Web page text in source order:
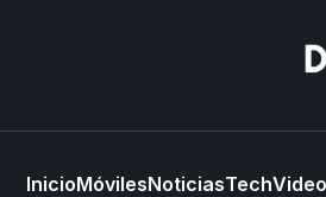
InicioMóvilesNoticiasTech